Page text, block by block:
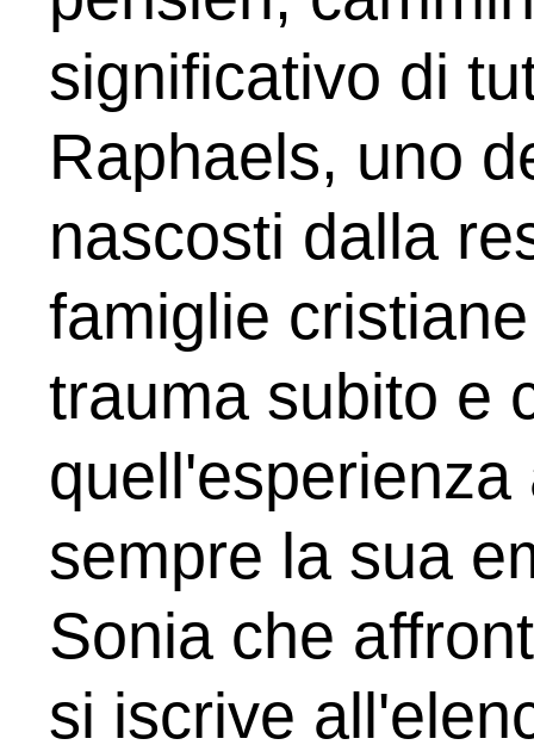
significativo di
Raphaels, uno
nascosti dalla
famiglie
trauma subito e
sempre la sua
Sonia che
si iscrive